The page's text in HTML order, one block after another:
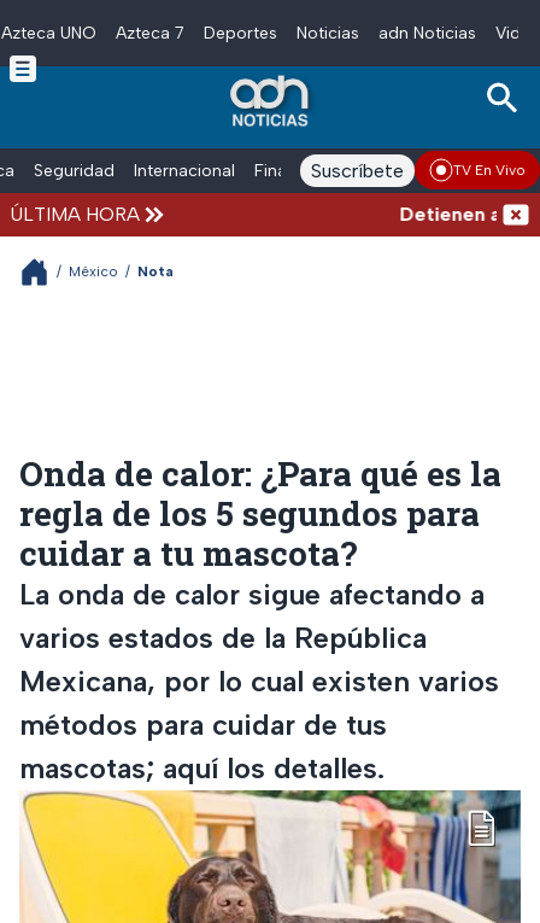
Skip to main content
Azteca UNO Azteca 7 Deportes Noticias adn Noticias
Seguridad Internacional Finanzas adn Noticias Radio
Suscríbete TV En Vivo
ÚLTIMA HORA Detienen al
/ México / Nota
Onda de calor: ¿Para qué es la
regla de los 5 segundos para
cuidar a tu mascota?
La onda de calor sigue afectando a
varios estados de la República
Mexicana, por lo cual existen varios
métodos para cuidar de tus
mascotas; aquí los detalles.